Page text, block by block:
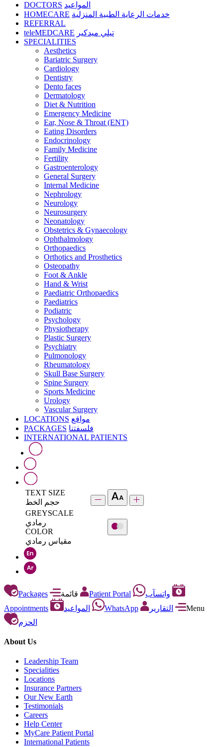
DOCTORS المواعيد
HOMECARE خدمات الرعاية الطبية المنزلية
REFERRAL
teleMEDCARE تيلي ميدكير
SPECIALITIES
Aesthetics
Bariatric Surgery
Cardiology
Dentistry
Dento faces
Dermatology
Diet & Nutrition
Emergency Medicine
Ear, Nose & Throat (ENT)
Eating Disorders
Endocrinology
Family Medicine
Fertility
Gastroenterology
General Surgery
Internal Medicine
Nephrology
Neurology
Neurosurgery
Neonatology
Obstetrics & Gynaecology
Ophthalmology
Orthopaedics
Orthotics and Prosthetics
Osteopathy
Foot & Ankle
Hand & Wrist
Paediatric Orthopaedics
Paediatrics
Podiatric
Psychology
Physiotherapy
Plastic Surgery
Psychiatry
Pulmonology
Rheumatology
Skull Base Surgery
Spine Surgery
Sports Medicine
Urology
Vascular Surgery
LOCATIONS مواقع
PACKAGES فلسفتنا
INTERNATIONAL PATIENTS
TEXT SIZE
حجم الخط
GREYSCALE
رمادي
COLOR
مقياس رمادي
Packages Patient Portal
واتسآب
Appointments
المواعيد WhatsApp التقارير
Menu
الحزم
About Us
Leadership Team
Specialities
Locations
Insurance Partners
Our New Earth
Testimonials
Careers
Help Center
MyCare Patient Portal
International Patients